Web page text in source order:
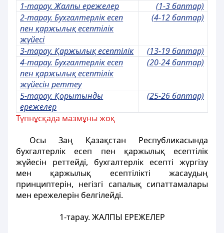
1-тарау. Жалпы ережелер
(1-3 баптар)
2-тарау. Бухгалтерлік есеп
пен қаржылықесептілік
жүйесi
(4-12 баптар)
3-тарау. Қаржылық есептілік
(13-19 баптар)
4-тарау. Бухгалтерлік есеп
пен қаржылықесептілік
жүйесін реттеу
(20-24 баптар)
5-тарау. Қорытынды
ережелер
(25-26 баптар)
Түпнұсқада мазмұны жоқ
Осы Заң Қазақстан Республикасында
бухгалтерлік есеп пен қаржылық есептілік
жүйесін реттейді, бухгалтерлік есепті жүргізу
мен қаржылық есептілікті жасаудың
принциптерін, негізгі сапалық сипаттамалары
мен ережелерін белгілейді.
1-тарау. ЖАЛПЫ ЕРЕЖЕЛЕР